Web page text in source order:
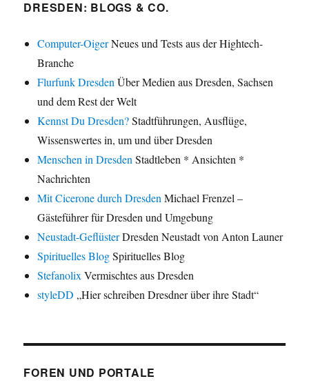
DRESDEN: BLOGS & CO.
Computer-OigerNeues und Tests aus der Hightech-
Branche
Flurfunk Dresden Über Medien aus Dresden, Sachsen
und dem Rest der Welt
Kennst Du Dresden?Stadtführungen, Ausflüge,
Wissenswertes in, um und über Dresden
Menschen in Dresden Stadtleben * Ansichten *
Nachrichten
Mit Cicerone durch Dresden Michael Frenzel –
Gästeführer für Dresden und Umgebung
Neustadt-GeflüsterDresden Neustadt von Anton Launer
Spirituelles BlogSpirituelles Blog
Stefanolix Vermischtes aus Dresden
styleDD „Hier schreiben Dresdner über ihre Stadt“
FOREN UND PORTALE